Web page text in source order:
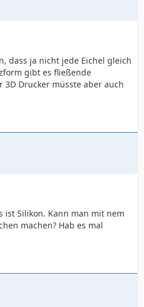
dass ja nicht jede Eichel gleich
gibt es fließende
Drucker müsste aber auch
ist Silikon. Kann man mit nem
machen? Hab es mal